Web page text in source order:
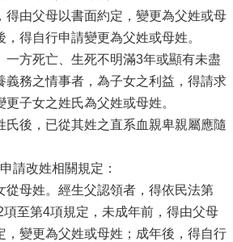
得由父母以書面約定，變更為父姓或母
，得自行申請變更為父姓或母姓。
一方死亡、生死不明滿3年或顯有未盡
義務之情事者，為子女之利益，得請求
更子女之姓氏為父姓或母姓。
氏後，已從其姓之直系血親卑親屬應隨
請改姓相關規定：
從母姓。經生父認領者，得依民法第
項至第4項規定，未成年前，得由父母
，變更為父姓或母姓；成年後，得自行